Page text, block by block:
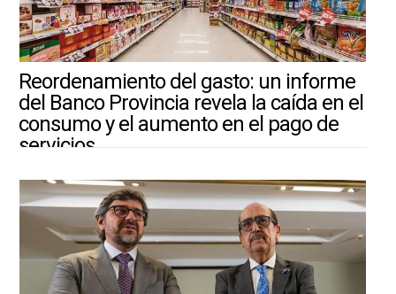
Reordenamiento del gasto: un informe
del Banco Provincia revela la caída en el
consumo y el aumento en el pago de
servicios